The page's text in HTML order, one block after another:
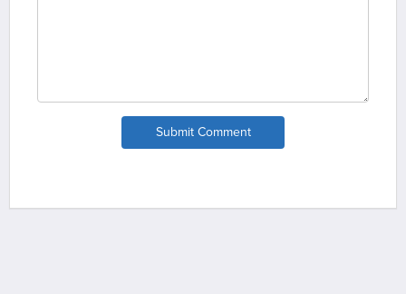
Submit Comment